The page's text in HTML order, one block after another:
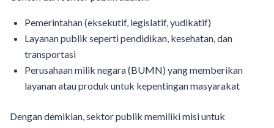
Pemerintahan (eksekutif, legislatif, yudikatif)
Layanan publik seperti pendidikan, kesehatan, dan
transportasi
Perusahaan milik negara (BUMN) yang memberikan
layanan atau produk untuk kepentingan masyarakat
Dengan demikian, sektor publik memiliki misi untuk